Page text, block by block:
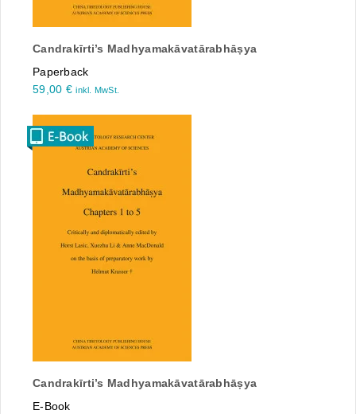
Candrakīrti’s Madhyamakāvatārabhāṣya
Paperback
59,00 € inkl. MwSt.
Candrakīrti’s Madhyamakāvatārabhāṣya
E-Book